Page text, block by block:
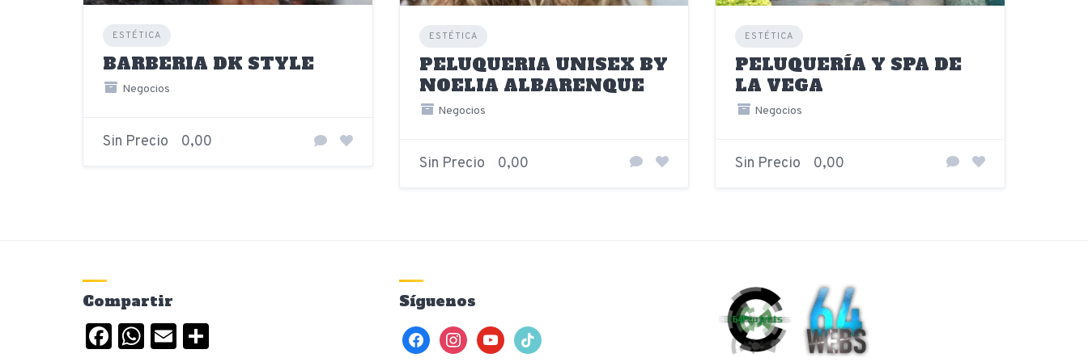
ESTÉTICA
BARBERIA DK STYLE
Negocios
Sin Precio 0,00
ESTÉTICA
PELUQUERIA UNISEX BY
NOELIA ALBARENQUE
Negocios
Sin Precio 0,00
ESTÉTICA
PELUQUERÍA Y SPA DE
LA VEGA
Negocios
Sin Precio 0,00
Compartir
Facebook
WhatsApp
Email
Síguenos
facebookinstagramyoutubetiktok